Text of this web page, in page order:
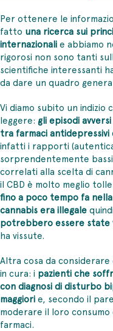
Per ottenere le
fatto una ricerca sui
internazionalie abbiamo
rigorosi non sono tanti
scientifiche interessanti
da dare un quadro
Vi diamo subito un
leggere: gli episodi
tra farmaci antidepressivi
infatti i rapporti
sorprendentemente
correlati alla scelta di
il CBD è molto meglio
fino a poco tempo fa
cannabis era illegalequindi
potrebbero essere
ha vissute.
Altra cosa da
in cura: i pazienti che
con diagnosi di disturbo
maggiorie, secondo il
moderare il loro consumo
farmaci.